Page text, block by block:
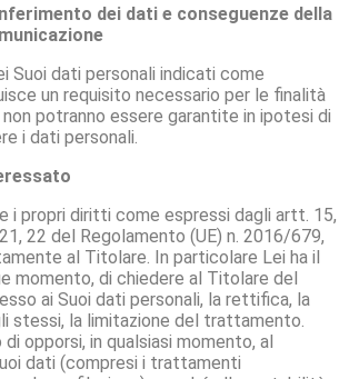
dei dati e conseguenze della
Suoi dati personali indicati come
un requisito necessario per le finalità
non potranno essere garantite in ipotesi di
i dati personali.
i propri diritti come espressi dagli artt. 15,
22 del Regolamento (UE) n. 2016/679,
al Titolare. In particolare Lei ha il
momento, di chiedere al Titolare del
ai Suoi dati personali, la rettifica, la
stessi, la limitazione del trattamento.
opporsi, in qualsiasi momento, al
dati (compresi i trattamenti